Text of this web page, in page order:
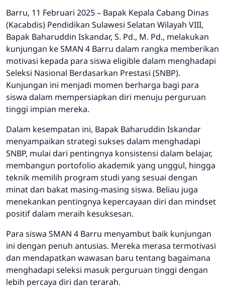
Barru, 11 Februari 2025 – Bapak Kepala Cabang Dinas
(Kacabdis) Pendidikan Sulawesi Selatan Wilayah VIII,
Bapak Baharuddin Iskandar, S. Pd., M. Pd., melakukan
kunjungan ke SMAN 4 Barru dalam rangka memberikan
motivasi kepada para siswa eligible dalam menghadapi
Seleksi Nasional Berdasarkan Prestasi (SNBP).
Kunjungan ini menjadi momen berharga bagi para
siswa dalam mempersiapkan diri menuju perguruan
tinggi impian mereka.
Dalam kesempatan ini, Bapak Baharuddin Iskandar
menyampaikan strategi sukses dalam menghadapi
SNBP, mulai dari pentingnya konsistensi dalam belajar,
membangun portofolio akademik yang unggul, hingga
teknik memilih program studi yang sesuai dengan
minat dan bakat masing-masing siswa. Beliau juga
menekankan pentingnya kepercayaan diri dan mindset
positif dalam meraih kesuksesan.
Para siswa SMAN 4 Barru menyambut baik kunjungan
ini dengan penuh antusias. Mereka merasa termotivasi
dan mendapatkan wawasan baru tentang bagaimana
menghadapi seleksi masuk perguruan tinggi dengan
lebih percaya diri dan terarah.